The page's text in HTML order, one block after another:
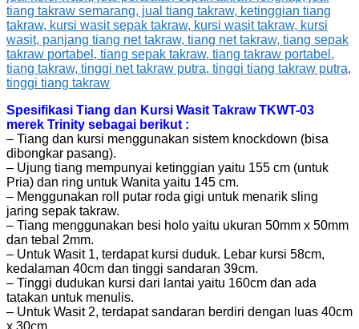
Spesifikasi Tiang dan Kursi Wasit Takraw TKWT-03
merek Trinity sebagai berikut :
– Tiang dan kursi menggunakan sistem knockdown (bisa
dibongkar pasang).
– Ujung tiang mempunyai ketinggian yaitu 155 cm (untuk
Pria) dan ring untuk Wanita yaitu 145 cm.
– Menggunakan roll putar roda gigi untuk menarik sling
jaring sepak takraw.
– Tiang menggunakan besi holo yaitu ukuran 50mm x 50mm
dan tebal 2mm.
– Untuk Wasit 1, terdapat kursi duduk. Lebar kursi 58cm,
kedalaman 40cm dan tinggi sandaran 39cm.
– Tinggi dudukan kursi dari lantai yaitu 160cm dan ada
tatakan untuk menulis.
– Untuk Wasit 2, terdapat sandaran berdiri dengan luas 40cm
x 30cm.